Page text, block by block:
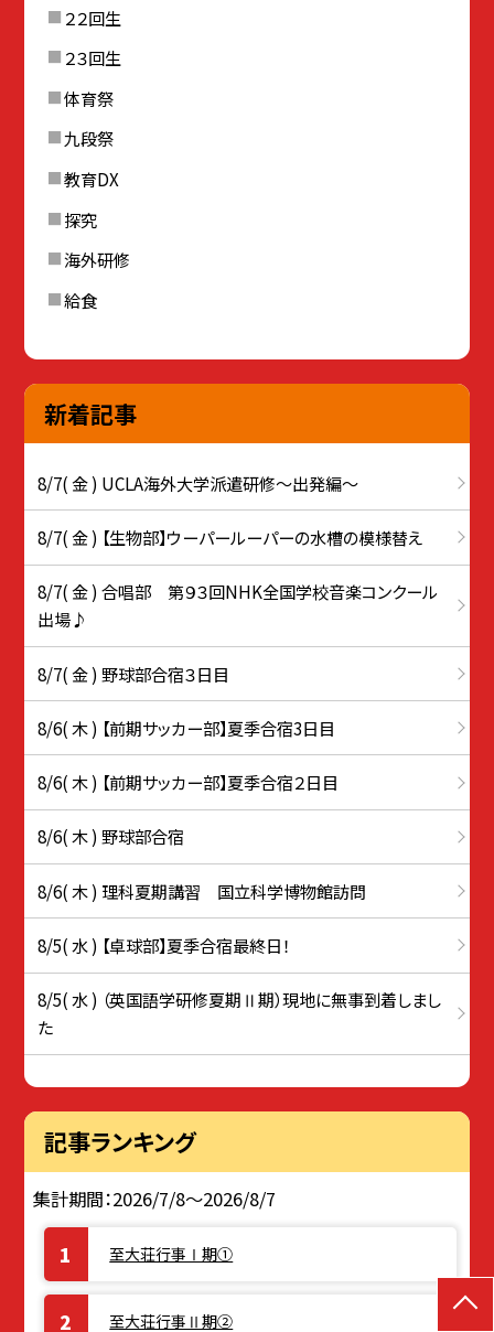
２２回生
２３回生
体育祭
九段祭
教育DX
探究
海外研修
給食
新着記事
8/7( 金 ) UCLA海外大学派遣研修〜出発編〜
8/7( 金 ) 【生物部】ウーパールーパーの水槽の模様替え
8/7( 金 ) 合唱部 第９３回NHK全国学校音楽コンクール
出場♪
8/7( 金 ) 野球部合宿３日目
8/6( 木 ) 【前期サッカー部】夏季合宿3日目
8/6( 木 ) 【前期サッカー部】夏季合宿２日目
8/6( 木 ) 野球部合宿
8/6( 木 ) 理科夏期講習 国立科学博物館訪問
8/5( 水 ) 【卓球部】夏季合宿最終日！
8/5( 水 ) （英国語学研修夏期Ⅱ期）現地に無事到着しまし
た
記事ランキング
集計期間：2026/7/8～2026/8/7
至大荘行事Ⅰ期①
至大荘行事Ⅱ期②